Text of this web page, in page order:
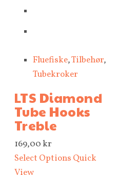
Fluefiske,Tilbehør,
Tubekroker
LTS Diamond
Tube Hooks
Treble
169,00kr
Select Options Quick